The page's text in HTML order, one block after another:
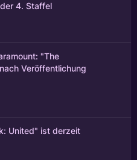
4. Staffel
"The
Veröffentlichung
United" ist derzeit